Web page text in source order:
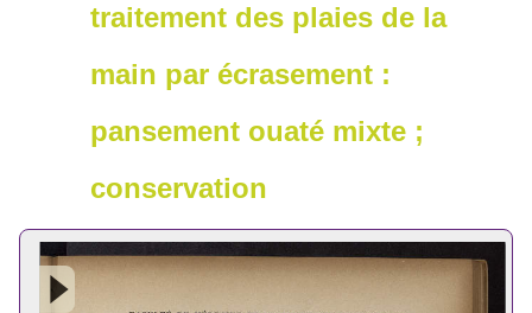
traitement des plaies de la
main par écrasement :
pansement ouaté mixte ;
conservation